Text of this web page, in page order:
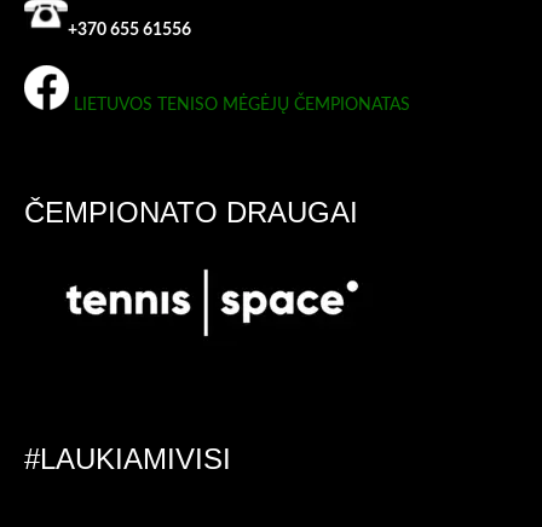
+370 655 61556
LIETUVOS TENISO MĖGĖJŲ ČEMPIONATAS
ČEMPIONATO DRAUGAI
#LAUKIAMIVISI